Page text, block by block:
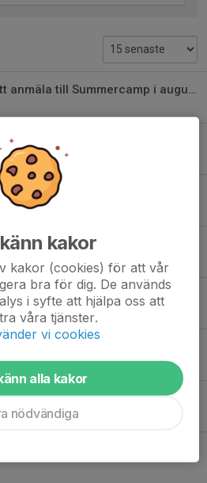
Två dagar kvar att anmäla till Summercamp i augusti, födda 2014-2018
Hagsätra
vid Ishallen/Stavan
sociala medier
årsmötet
kakor
kakor (cookies) för att vår
bra för dig. De används
i syfte att hjälpa oss att
våra tjänster.
vi cookies
alla kakor
nödvändiga